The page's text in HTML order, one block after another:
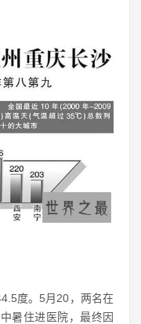
度。5月20，两名在
暑住进医院，最终因